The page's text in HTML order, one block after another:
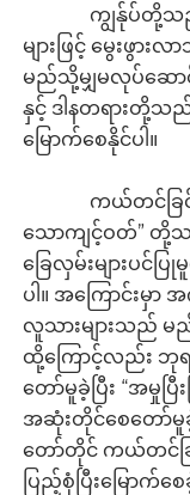
ကျွန်ုပ်တို့သည် အ
များဖြင့် မွေးဖွာ
မည်သို့မျှမလုပ်ဆော
နှင့် ဒါနတရားတို့
မြောက်စေနိုင်ပါ။
ကယ်တင်ခြင်းအ
သောကျင့်ဝတ်” တို့
ခြေလှမ်းများပ
ပါ။ အကြောင်းမှ
လူသားများသည် မ
ထို့ကြောင့်လည်း ဘု
တော်မူခဲ့ပြီး “အမှုပ
အဆုံးတိုင်စေတော်မူ
တော်တိုင် ကယ်တင်ခ
ပြည့်စုံပြီးမြောက်စ